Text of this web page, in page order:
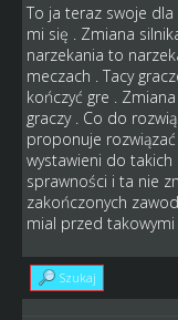
To ja teraz swoje
mi się . Zmiana
narzekania to
meczach . Tacy
kończyć gre .
graczy . Co do
proponuje
wystawieni do
sprawności i ta nie
zakończonych
mial przed
Szukaj